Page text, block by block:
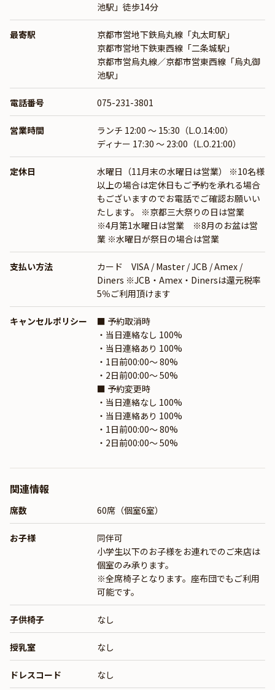
池駅」徒歩14分
最寄駅
京都市営地下鉄烏丸線「丸太町駅」
京都市営地下鉄東西線「二条城駅」
京都市営烏丸線／京都市営東西線「烏丸御
池駅」
電話番号 075-231-3801
営業時間
ランチ 12:00 ～ 15:30（L.O.14:00）
ディナー 17:30 ～ 23:00（L.O.21:00）
定休日
水曜日（11月末の水曜日は営業） ※10名様
以上の場合は定休日もご予約を承れる場合
もございますのでお電話でご確認お願いい
たします。 ※京都三大祭りの日は営業
※4月第1水曜日は営業 ※8月のお盆は営
業 ※水曜日が祭日の場合は営業
支払い方法
カード VISA / Master / JCB / Amex /
Diners ※JCB・Amex・Dinersは還元税率
5％ご利用頂けます
キャンセルポリシー
■ 予約取消時
・当日連絡なし 100%
・当日連絡あり 100%
・1日前00:00〜 80%
・2日前00:00〜 50%
■ 予約変更時
・当日連絡なし 100%
・当日連絡あり 100%
・1日前00:00〜 80%
・2日前00:00〜 50%
関連情報
席数 60席（個室6室）
お子様
同伴可
小学生以下のお子様をお連れでのご来店は
個室のみ承ります。
※全席椅子となります。座布団でもご利用
可能です。
子供椅子 なし
授乳室 なし
ドレスコード なし